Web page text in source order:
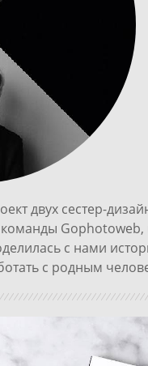
двух сестер-
команды
с нами
с родным